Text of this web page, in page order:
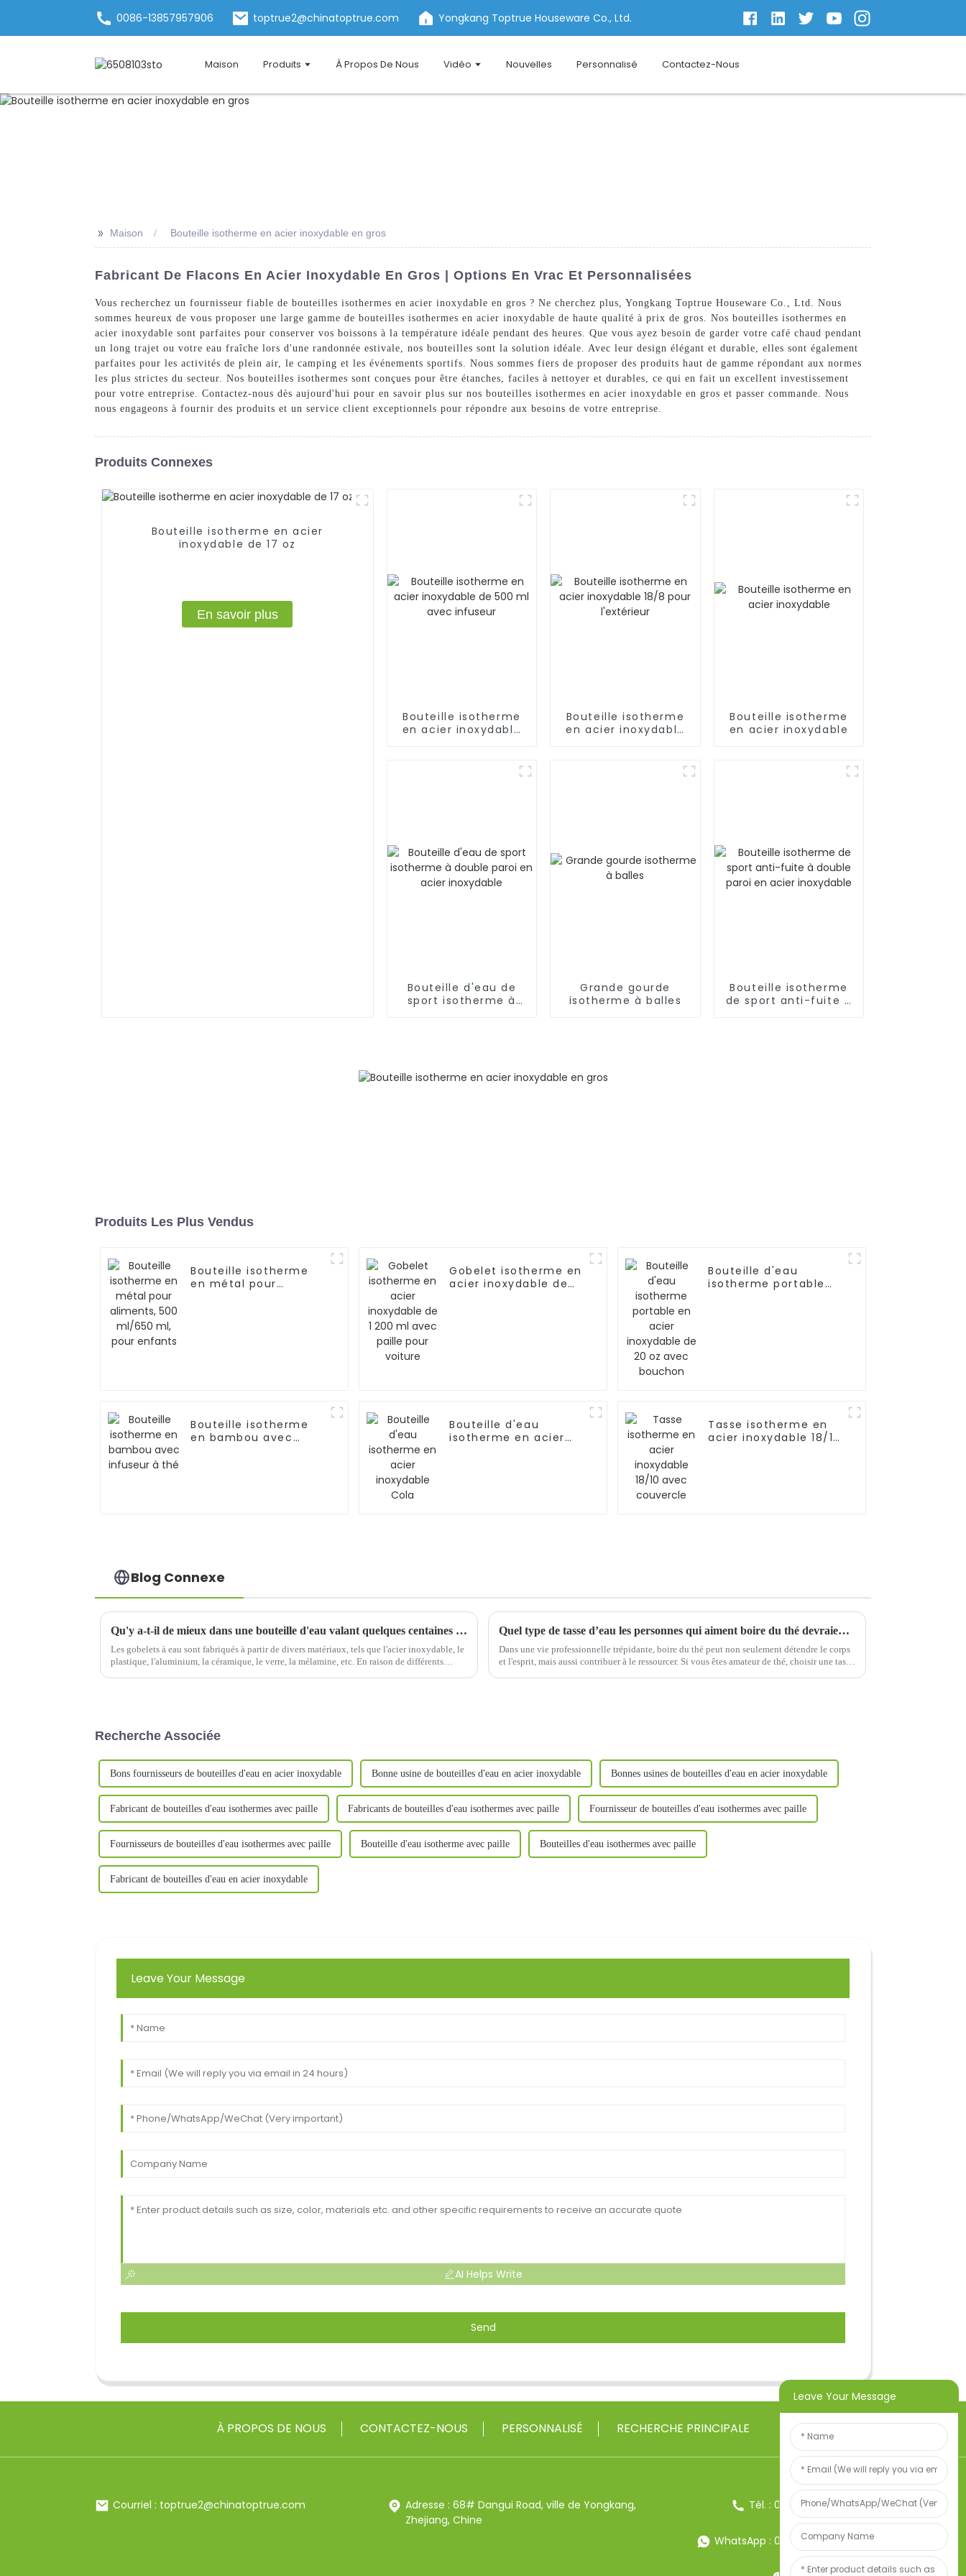
0086-13857957906 toptrue2@chinatoptrue.com Yongkang Toptrue Houseware Co., Ltd.
Maison Produits À Propos De Nous Vidéo Nouvelles Personnalisé Contactez-Nous
>> Maison Bouteille isotherme en acier inoxydable en gros
Fabricant De Flacons En Acier Inoxydable En Gros | Options En Vrac Et Personnalisées
Vous recherchez un fournisseur fiable de bouteilles isothermes en acier inoxydable en gros ? Ne cherchez plus, Yongkang Toptrue Houseware Co., Ltd. Nous
sommes heureux de vous proposer une large gamme de bouteilles isothermes en acier inoxydable de haute qualité à prix de gros. Nos bouteilles isothermes en
acier inoxydable sont parfaites pour conserver vos boissons à la température idéale pendant des heures. Que vous ayez besoin de garder votre café chaud pendant
un long trajet ou votre eau fraîche lors d'une randonnée estivale, nos bouteilles sont la solution idéale. Avec leur design élégant et durable, elles sont également
parfaites pour les activités de plein air, le camping et les événements sportifs. Nous sommes fiers de proposer des produits haut de gamme répondant aux normes
les plus strictes du secteur. Nos bouteilles isothermes sont conçues pour être étanches, faciles à nettoyer et durables, ce qui en fait un excellent investissement
pour votre entreprise. Contactez-nous dès aujourd'hui pour en savoir plus sur nos bouteilles isothermes en acier inoxydable en gros et passer commande. Nous
nous engageons à fournir des produits et un service client exceptionnels pour répondre aux besoins de votre entreprise.
Produits Connexes
Bouteille isotherme en acier
inoxydable de 17 oz
En savoir plus
Bouteille isotherme
en acier inoxydable
Bouteille isotherme
en acier inoxydable
Bouteille isotherme
en acier inoxydable
Bouteille d'eau de
sport isotherme à
Grande gourde
isotherme à balles
Bouteille isotherme
de sport anti-fuite à
Produits Les Plus Vendus
Bouteille isotherme
en métal pour
Gobelet isotherme en
acier inoxydable de
Bouteille d'eau
isotherme portable
Bouteille isotherme
en bambou avec
Bouteille d'eau
isotherme en acier
Tasse isotherme en
acier inoxydable 18/10
Blog Connexe
Qu'y a-t-il de mieux dans une bouteille d'eau valant quelques centaines de yuans qu'une bouteille d'eau valant des dizaines de yuans ?
Les gobelets à eau sont fabriqués à partir de divers matériaux, tels que l'acier inoxydable, le
plastique, l'aluminium, la céramique, le verre, la mélamine, etc. En raison de différents
Quel type de tasse d’eau les personnes qui aiment boire du thé devraient-elles choisir ?
Dans une vie professionnelle trépidante, boire du thé peut non seulement détendre le corps
et l'esprit, mais aussi contribuer à le ressourcer. Si vous êtes amateur de thé, choisir une tasse
Recherche Associée
Bons fournisseurs de bouteilles d'eau en acier inoxydable Bonne usine de bouteilles d'eau en acier inoxydable Bonnes usines de bouteilles d'eau en acier inoxydable
Fabricant de bouteilles d'eau isothermes avec paille Fabricants de bouteilles d'eau isothermes avec paille Fournisseur de bouteilles d'eau isothermes avec paille
Fournisseurs de bouteilles d'eau isothermes avec paille Bouteille d'eau isotherme avec paille Bouteilles d'eau isothermes avec paille
Fabricant de bouteilles d'eau en acier inoxydable
Leave Your Message
AI Helps Write
Send
À PROPOS DE NOUS CONTACTEZ-NOUS PERSONNALISÉ RECHERCHE PRINCIPALE
Courriel : toptrue2@chinatoptrue.com
Adresse : 68# Dangui Road, ville de Yongkang,
Zhejiang, Chine
Tél. : 0086-13857957906
WhatsApp : 0086-13857957906
Leave Your Message